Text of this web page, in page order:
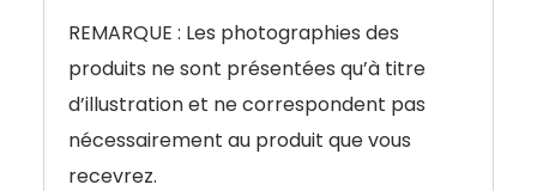
REMARQUE : Les photographies des
produits ne sont présentées qu’à titre
d’illustration et ne correspondent pas
nécessairement au produit que vous
recevrez.